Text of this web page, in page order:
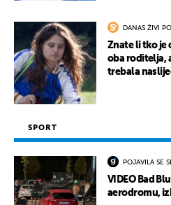
DANAS ŽIVI
Znate li tko je
oba roditelja,
trebala
SPORT
POJAVILA SE
VIDEO Bad
aerodromu,